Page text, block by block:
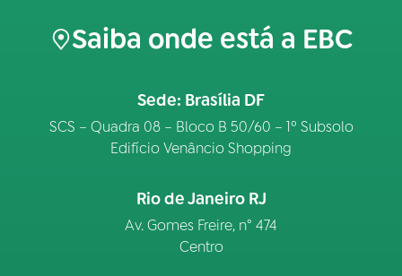
Saiba onde está a EBC
Sede: Brasília DF
SCS – Quadra 08 – Bloco B 50/60 – 1º Subsolo
Edifício Venâncio Shopping
Rio de Janeiro RJ
Av. Gomes Freire, n° 474
Centro